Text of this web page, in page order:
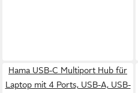
Hama USB-C Multiport Hub für
Laptop mit 4 Ports, USB-A, USB-